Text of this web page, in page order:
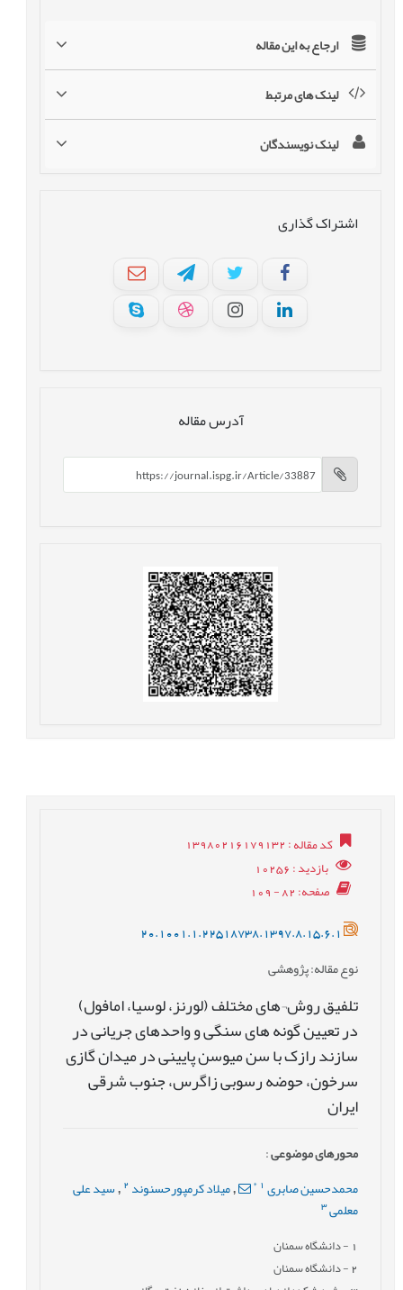
ارجاع به این مقاله
لینک های مرتبط
لینک نویسندگان
اشتراک گذاری
آدرس مقاله
کد مقاله: 13980216179132
بازدید: 10256
صفحه: 82 - 109
20.1001.1.22518738.1397.8.15.6.1
نوع مقاله: پژوهشی
تلفیق روش¬های مختلف (لورنز، لوسیا، امافول)
در تعیین گونه های سنگی و واحدهای جریانی در
سازند رازک با سن میوسن پایینی در میدان گازی
سرخون، حوضه رسوبی زاگرس، جنوب شرقی
ایران
محورهای موضوعی:
محمدحسین صابری *
,میلاد کرمپورحسنوند 2
, سید علی
معلمی 3
- دانشگاه سمنان
2- دانشگاه سمنان